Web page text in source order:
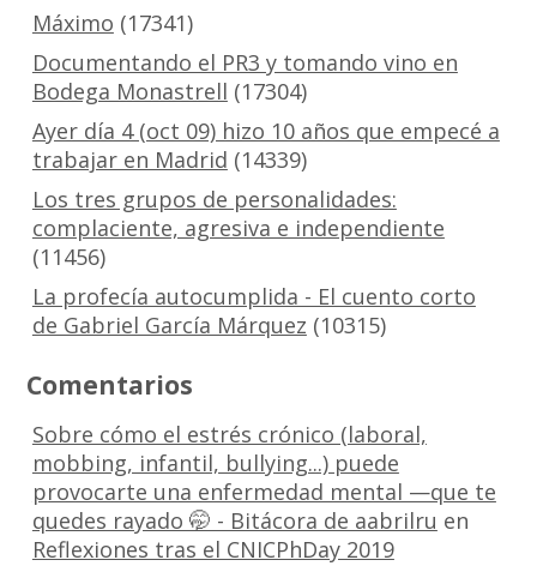
Máximo (17341)
Documentando el PR3 y tomando vino en
Bodega Monastrell (17304)
Ayer día 4 (oct 09) hizo 10 años que empecé a
trabajar en Madrid (14339)
Los tres grupos de personalidades:
complaciente, agresiva e independiente
(11456)
La profecía autocumplida - El cuento corto
de Gabriel García Márquez (10315)
Comentarios
Sobre cómo el estrés crónico (laboral,
mobbing, infantil, bullying...) puede
provocarte una enfermedad mental —que te
quedes rayado 🤭 - Bitácora de aabrilru en
Reflexiones tras el CNICPhDay 2019